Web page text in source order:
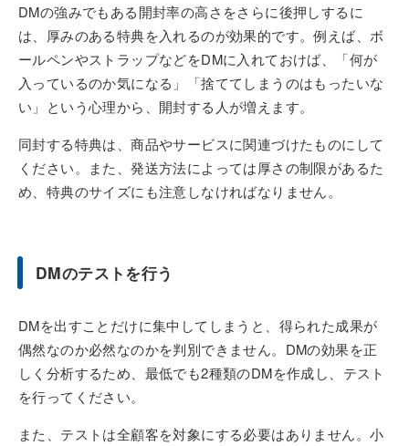
DMの強みでもある開封率の高さをさらに後押しするに
は、厚みのある特典を入れるのが効果的です。例えば、ボ
ールペンやストラップなどをDMに入れておけば、「何が
入っているのか気になる」「捨ててしまうのはもったいな
い」という心理から、開封する人が増えます。
同封する特典は、商品やサービスに関連づけたものにして
ください。また、発送方法によっては厚さの制限があるた
め、特典のサイズにも注意しなければなりません。
DMのテストを行う
DMを出すことだけに集中してしまうと、得られた成果が
偶然なのか必然なのかを判別できません。DMの効果を正
しく分析するため、最低でも2種類のDMを作成し、テスト
を行ってください。
また、テストは全顧客を対象にする必要はありません。小